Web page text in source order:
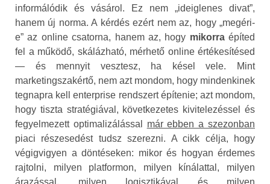
informálódik és vásárol. Ez nem „ideiglenes divat”,
hanem új norma. A kérdés ezért nem az, hogy „megéri-
e” az online csatorna, hanem az, hogy mikorraépíted
fel a működő, skálázható, mérhető online értékesítésed
— és mennyit vesztesz, ha késel vele. Mint
marketingszakértő, nem azt mondom, hogy mindenkinek
tegnapra kell enterprise rendszert építenie; azt mondom,
hogy tiszta stratégiával, következetes kivitelezéssel és
fegyelmezett optimalizálással már ebben a szezonban
piaci részesedést tudsz szerezni. A cikk célja, hogy
végigvigyen a döntéseken: mikor és hogyan érdemes
rajtolni, milyen platformon, milyen kínálattal, milyen
árazással, milyen logisztikával és milyen